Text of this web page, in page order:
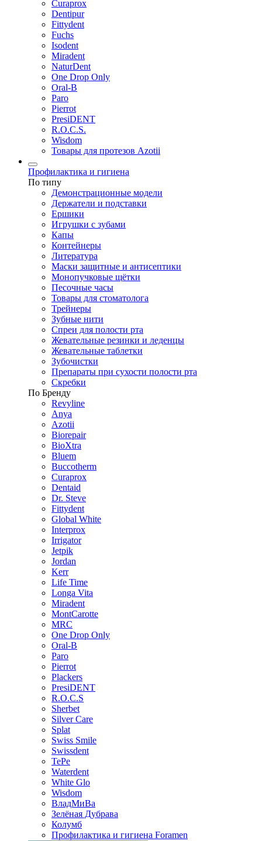
Curaprox
Dentipur
Fittydent
Fuchs
Isodent
Miradent
NaturDent
One Drop Only
Oral-B
Paro
Pierrot
PresiDENT
R.O.C.S.
Wisdom
Товары для протезов Azotii
Профилактика и гигиена
По типу
Демонстрационные модели
Держатели и подставки
Ершики
Игрушки с зубами
Капы
Контейнеры
Литература
Маски защитные и антисептики
Монопучковые щётки
Песочные часы
Товары для стоматолога
Трейнеры
Зубные нити
Спреи для полости рта
Жевательные резинки и леденцы
Жевательные таблетки
Зубочистки
Препараты при сухости полости рта
Скребки
По Бренду
Revyline
Anya
Azotii
Biorepair
BioXtra
Bluem
Buccotherm
Curaprox
Dentaid
Dr. Steve
Fittydent
Global White
Interprox
Irrigator
Jetpik
Jordan
Kerr
Life Time
Longa Vita
Miradent
MontCarotte
MRC
One Drop Only
Oral-B
Paro
Pierrot
Plackers
PresiDENT
R.O.C.S
Sherbet
Silver Care
Splat
Swiss Smile
Swissdent
TePe
Waterdent
White Glo
Wisdom
ВладМиВа
Зелёная Дубрава
Колумб
Профилактика и гигиена Foramen